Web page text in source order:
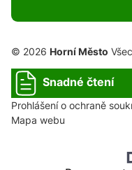
© 2026 Horní Město
Snadné čtení
Prohlášení o ochraně
Mapa webu